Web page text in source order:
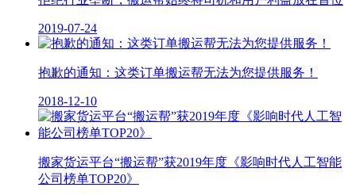
2019-07-24
抱歉的通知：这类订单搬运帮无法为您提供服务！
2018-12-10
搬家货运平台“搬运帮”获2019年度《影响时代人工智能
公司榜单TOP20》